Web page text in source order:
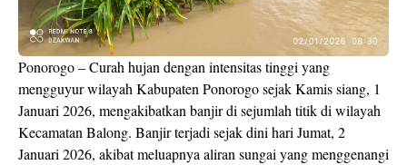
Ponorogo – Curah hujan dengan intensitas tinggi yang
mengguyur wilayah Kabupaten Ponorogo sejak Kamis siang, 1
Januari 2026, mengakibatkan banjir di sejumlah titik di wilayah
Kecamatan Balong. Banjir terjadi sejak dini hari Jumat, 2
Januari 2026, akibat meluapnya aliran sungai yang menggenangi